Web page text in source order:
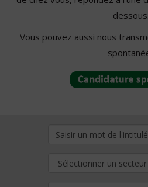
dessous.
Vous pouvez aussi nous